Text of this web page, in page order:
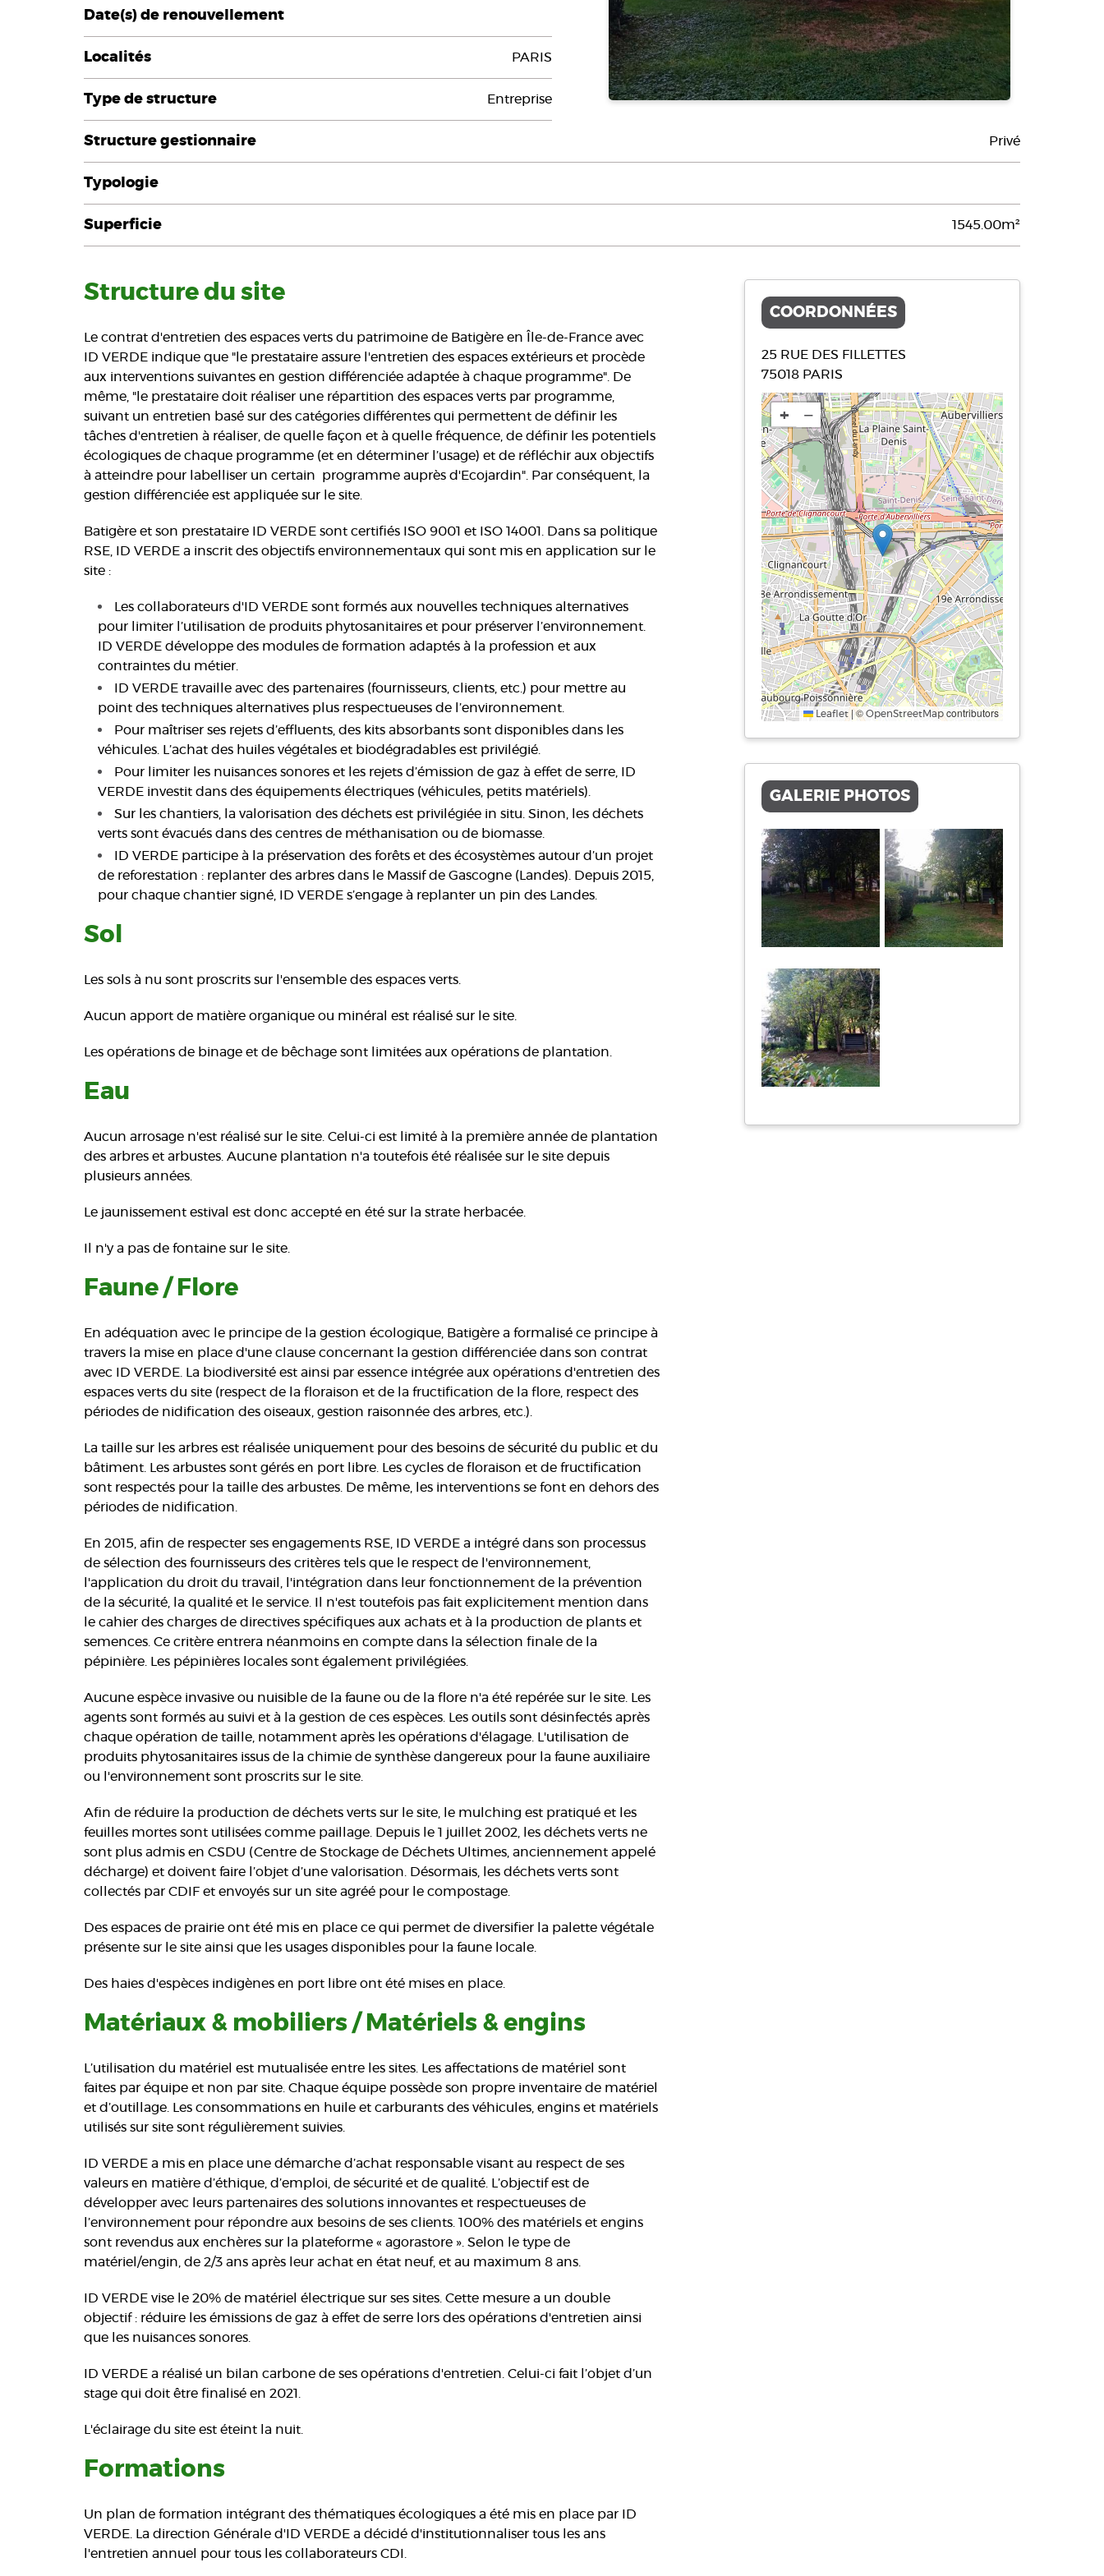
Date(s) de renouvellement
Localités PARIS
Type de structure Entreprise
Structure gestionnaire Privé
Typologie
Superficie 1545.00m²
Structure du site
Le contrat d'entretien des espaces verts du patrimoine de Batigère en Île-de-France avec
ID VERDE indique que "le prestataire assure l'entretien des espaces extérieurs et procède
aux interventions suivantes en gestion différenciée adaptée à chaque programme". De
même, "le prestataire doit réaliser une répartition des espaces verts par programme,
suivant un entretien basé sur des catégories différentes qui permettent de définir les
tâches d'entretien à réaliser, de quelle façon et à quelle fréquence, de définir les potentiels
écologiques de chaque programme (et en déterminer l’usage) et de réfléchir aux objectifs
à atteindre pour labelliser un certain programme auprès d'Ecojardin". Par conséquent, la
gestion différenciée est appliquée sur le site.
Batigère et son prestataire ID VERDE sont certifiés ISO 9001 et ISO 14001. Dans sa politique
RSE, ID VERDE a inscrit des objectifs environnementaux qui sont mis en application sur le
site :
Les collaborateurs d'ID VERDE sont formés aux nouvelles techniques alternatives
pour limiter l’utilisation de produits phytosanitaires et pour préserver l’environnement.
ID VERDE développe des modules de formation adaptés à la profession et aux
contraintes du métier.
ID VERDE travaille avec des partenaires (fournisseurs, clients, etc.) pour mettre au
point des techniques alternatives plus respectueuses de l’environnement.
Pour maîtriser ses rejets d’effluents, des kits absorbants sont disponibles dans les
véhicules. L’achat des huiles végétales et biodégradables est privilégié.
Pour limiter les nuisances sonores et les rejets d’émission de gaz à effet de serre, ID
VERDE investit dans des équipements électriques (véhicules, petits matériels).
Sur les chantiers, la valorisation des déchets est privilégiée in situ. Sinon, les déchets
verts sont évacués dans des centres de méthanisation ou de biomasse.
ID VERDE participe à la préservation des forêts et des écosystèmes autour d’un projet
de reforestation : replanter des arbres dans le Massif de Gascogne (Landes). Depuis 2015,
pour chaque chantier signé, ID VERDE s’engage à replanter un pin des Landes.
Sol
Les sols à nu sont proscrits sur l'ensemble des espaces verts.
Aucun apport de matière organique ou minéral est réalisé sur le site.
Les opérations de binage et de bêchage sont limitées aux opérations de plantation.
Eau
Aucun arrosage n'est réalisé sur le site. Celui-ci est limité à la première année de plantation
des arbres et arbustes. Aucune plantation n'a toutefois été réalisée sur le site depuis
plusieurs années.
Le jaunissement estival est donc accepté en été sur la strate herbacée.
Il n'y a pas de fontaine sur le site.
Faune / Flore
En adéquation avec le principe de la gestion écologique, Batigère a formalisé ce principe à
travers la mise en place d'une clause concernant la gestion différenciée dans son contrat
avec ID VERDE. La biodiversité est ainsi par essence intégrée aux opérations d'entretien des
espaces verts du site (respect de la floraison et de la fructification de la flore, respect des
périodes de nidification des oiseaux, gestion raisonnée des arbres, etc.).
La taille sur les arbres est réalisée uniquement pour des besoins de sécurité du public et du
bâtiment. Les arbustes sont gérés en port libre. Les cycles de floraison et de fructification
sont respectés pour la taille des arbustes. De même, les interventions se font en dehors des
périodes de nidification.
En 2015, afin de respecter ses engagements RSE, ID VERDE a intégré dans son processus
de sélection des fournisseurs des critères tels que le respect de l'environnement,
l'application du droit du travail, l'intégration dans leur fonctionnement de la prévention
de la sécurité, la qualité et le service. Il n'est toutefois pas fait explicitement mention dans
le cahier des charges de directives spécifiques aux achats et à la production de plants et
semences. Ce critère entrera néanmoins en compte dans la sélection finale de la
pépinière. Les pépinières locales sont également privilégiées.
Aucune espèce invasive ou nuisible de la faune ou de la flore n'a été repérée sur le site. Les
agents sont formés au suivi et à la gestion de ces espèces. Les outils sont désinfectés après
chaque opération de taille, notamment après les opérations d'élagage. L'utilisation de
produits phytosanitaires issus de la chimie de synthèse dangereux pour la faune auxiliaire
ou l'environnement sont proscrits sur le site.
Afin de réduire la production de déchets verts sur le site, le mulching est pratiqué et les
feuilles mortes sont utilisées comme paillage. Depuis le 1 juillet 2002, les déchets verts ne
sont plus admis en CSDU (Centre de Stockage de Déchets Ultimes, anciennement appelé
décharge) et doivent faire l’objet d’une valorisation. Désormais, les déchets verts sont
collectés par CDIF et envoyés sur un site agréé pour le compostage.
Des espaces de prairie ont été mis en place ce qui permet de diversifier la palette végétale
présente sur le site ainsi que les usages disponibles pour la faune locale.
Des haies d'espèces indigènes en port libre ont été mises en place.
Matériaux & mobiliers / Matériels & engins
L’utilisation du matériel est mutualisée entre les sites. Les affectations de matériel sont
faites par équipe et non par site. Chaque équipe possède son propre inventaire de matériel
et d’outillage. Les consommations en huile et carburants des véhicules, engins et matériels
utilisés sur site sont régulièrement suivies.
ID VERDE a mis en place une démarche d’achat responsable visant au respect de ses
valeurs en matière d’éthique, d’emploi, de sécurité et de qualité. L’objectif est de
développer avec leurs partenaires des solutions innovantes et respectueuses de
l’environnement pour répondre aux besoins de ses clients. 100% des matériels et engins
sont revendus aux enchères sur la plateforme « agorastore ». Selon le type de
matériel/engin, de 2/3 ans après leur achat en état neuf, et au maximum 8 ans.
ID VERDE vise le 20% de matériel électrique sur ses sites. Cette mesure a un double
objectif : réduire les émissions de gaz à effet de serre lors des opérations d'entretien ainsi
que les nuisances sonores.
ID VERDE a réalisé un bilan carbone de ses opérations d'entretien. Celui-ci fait l’objet d’un
stage qui doit être finalisé en 2021.
L'éclairage du site est éteint la nuit.
Formations
Un plan de formation intégrant des thématiques écologiques a été mis en place par ID
VERDE. La direction Générale d'ID VERDE a décidé d'institutionnaliser tous les ans
l'entretien annuel pour tous les collaborateurs CDI.
COORDONNÉES
25 RUE DES FILLETTES
75018 PARIS
+ −
Leaflet |© OpenStreetMap contributors
GALERIE PHOTOS